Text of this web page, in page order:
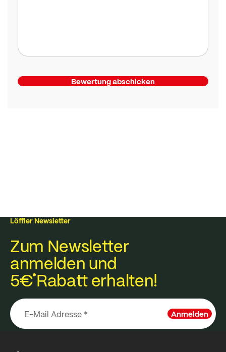
Bewertung abschicken
Löffler Newsletter
Zum Newsletter
anmelden und
5€Rabatt erhalten!
Anmelden